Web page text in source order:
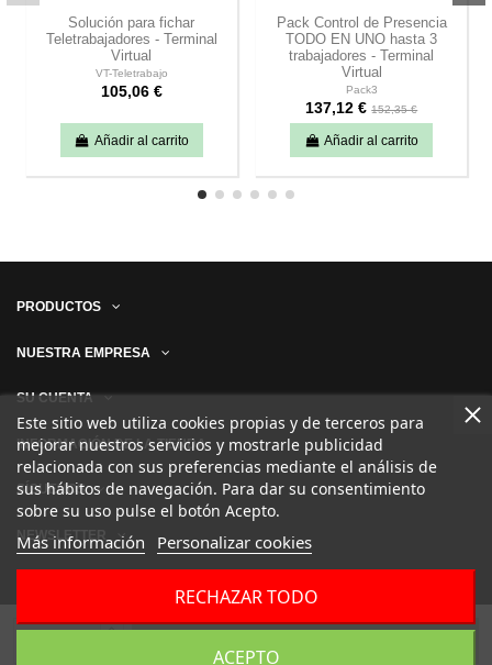
Solución para fichar
Teletrabajadores - Terminal
Virtual
VT-Teletrabajo
105,06 €
Añadir al carrito
Pack Control de Presencia
TODO EN UNO hasta 3
trabajadores - Terminal
Virtual
Pack3
137,12 €152,35 €
Añadir al carrito
PRODUCTOS
NUESTRA EMPRESA
SU CUENTA
INFORMACIÓN DE LA TIENDA
Este sitio web utiliza cookies propias y de terceros para
mejorar nuestros servicios y mostrarle publicidad
relacionada con sus preferencias mediante el análisis de
sus hábitos de navegación. Para dar su consentimiento
sobre su uso pulse el botón Acepto.
Más información Personalizar cookies
RECHAZAR TODO
ACEPTO
SÍGUENOS
NEWSLETTER